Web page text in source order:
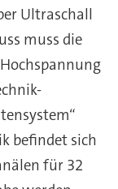
Ultraschall
muss die
befindet sich
für 32